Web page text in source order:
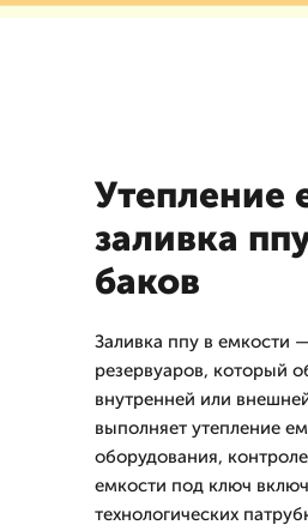
Утепление
заливка
баков
Заливка ппу в емкости
резервуаров, который
внутренней или
выполняет утепление
оборудования,
емкости под ключ
технологических